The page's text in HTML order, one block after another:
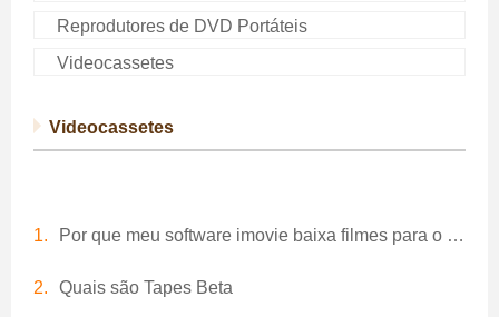
Reprodutores de DVD Portáteis
Videocassetes
Videocassetes
Por que meu software imovie baixa filmes para o YouTube?
Quais são Tapes Beta